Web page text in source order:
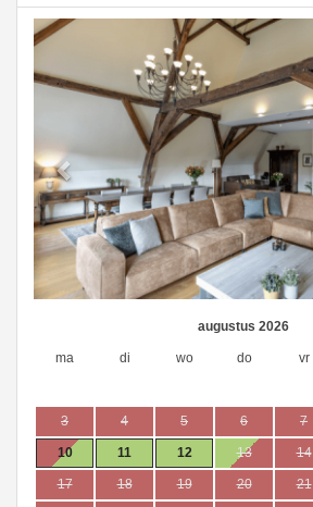
Previous
augustus 2026
ma di wo do vr
3 4 5 6 7
10 11 12 13 14
17 18 19 20 21